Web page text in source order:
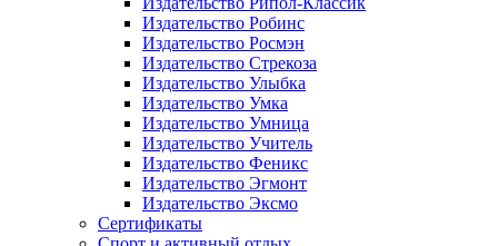
Издательство Робинс
Издательство Росмэн
Издательство Стрекоза
Издательство Улыбка
Издательство Умка
Издательство Умница
Издательство Учитель
Издательство Феникс
Издательство Эгмонт
Издательство Эксмо
Сертификаты